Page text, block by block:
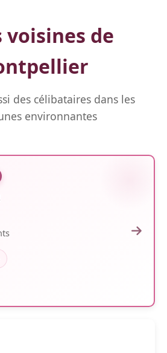
voisines de
des célibataires dans les
environnantes